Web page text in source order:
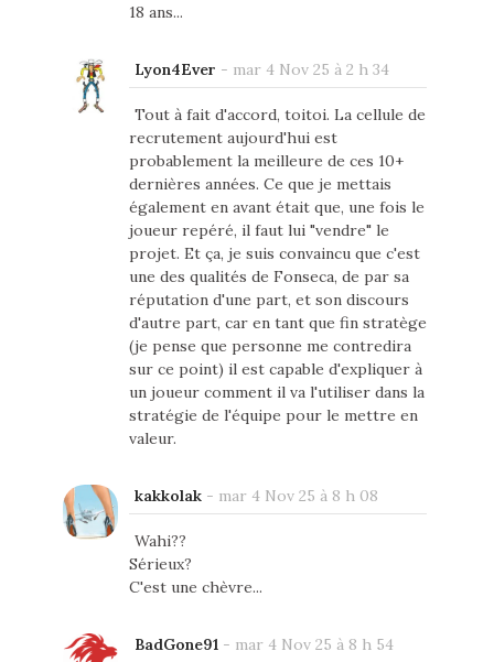
18 ans...
Lyon4Ever - mar 4 Nov 25 à 2 h 34
Tout à fait d'accord, toitoi. La cellule de
recrutement aujourd'hui est
probablement la meilleure de ces 10+
dernières années. Ce que je mettais
également en avant était que, une fois le
joueur repéré, il faut lui "vendre" le
projet. Et ça, je suis convaincu que c'est
une des qualités de Fonseca, de par sa
réputation d'une part, et son discours
d'autre part, car en tant que fin stratège
(je pense que personne me contredira
sur ce point) il est capable d'expliquer à
un joueur comment il va l'utiliser dans la
stratégie de l'équipe pour le mettre en
valeur.
kakkolak- mar 4 Nov 25 à 8 h 08
Wahi??
Sérieux?
C'est une chèvre...
BadGone91 - mar 4 Nov 25 à 8 h 54